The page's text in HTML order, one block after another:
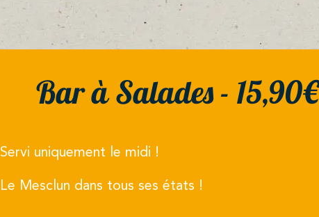
Bar à Salades - 15,90€
Servi uniquement le midi !
Le Mesclun dans tous ses états !